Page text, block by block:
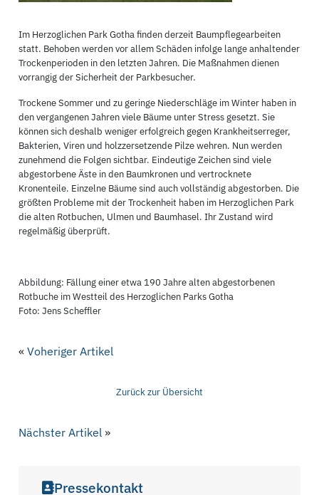
Im Herzoglichen Park Gotha finden derzeit Baumpflegearbeiten
statt. Behoben werden vor allem Schäden infolge lange anhaltender
Trockenperioden in den letzten Jahren. Die Maßnahmen dienen
vorrangig der Sicherheit der Parkbesucher.
Trockene Sommer und zu geringe Niederschläge im Winter haben in
den vergangenen Jahren viele Bäume unter Stress gesetzt. Sie
können sich deshalb weniger erfolgreich gegen Krankheitserreger,
Bakterien, Viren und holzzersetzende Pilze wehren. Nun werden
zunehmend die Folgen sichtbar. Eindeutige Zeichen sind viele
abgestorbene Äste in den Baumkronen und vertrocknete
Kronenteile. Einzelne Bäume sind auch vollständig abgestorben. Die
größten Probleme mit der Trockenheit haben im Herzoglichen Park
die alten Rotbuchen, Ulmen und Baumhasel. Ihr Zustand wird
regelmäßig überprüft.
Abbildung: Fällung einer etwa 190 Jahre alten abgestorbenen
Rotbuche im Westteil des Herzoglichen Parks Gotha
Foto: Jens Scheffler
«Voheriger Artikel
Zurück zur Übersicht
Nächster Artikel »
Pressekontakt